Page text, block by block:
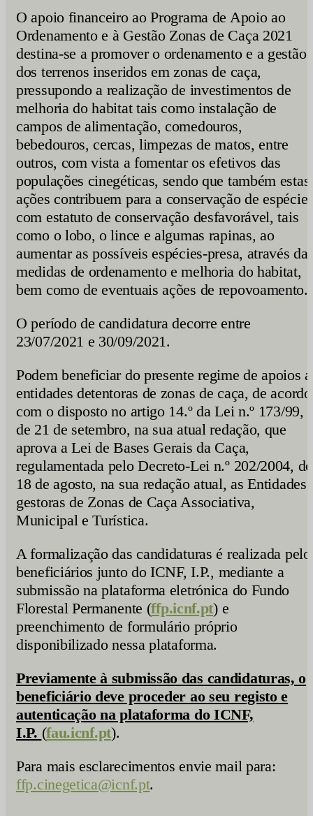
O apoio financeiro ao Programa de Apoio ao
Ordenamento e à Gestão Zonas de Caça 2021
destina-se a promover o ordenamento e a gestão
dos terrenos inseridos em zonas de caça,
pressupondo a realização de investimentos de
melhoria do habitat tais como instalação de
campos de alimentação, comedouros,
bebedouros, cercas, limpezas de matos, entre
outros, com vista a fomentar os efetivos das
populações cinegéticas, sendo que também estas
ações contribuem para a conservação de espécies
com estatuto de conservação desfavorável, tais
como o lobo, o lince e algumas rapinas, ao
aumentar as possíveis espécies-presa, através
medidas de ordenamento e melhoria do habitat,
bem como de eventuais ações de repovoamento.
O período de candidatura decorre entre
23/07/2021 e 30/09/2021.
Podem beneficiar do presente regime de apoios
entidades detentoras de zonas de caça, de acordo
com o disposto no artigo 14.º da Lei n.º 173/99,
de 21 de setembro, na sua atual redação, que
aprova a Lei de Bases Gerais da Caça,
regulamentada pelo Decreto-Lei n.º 202/2004, de
18 de agosto, na sua redação atual, as Entidades
gestoras de Zonas de Caça Associativa,
Municipal e Turística.
A formalização das candidaturas é realizada
beneficiários junto do ICNF, I.P., mediante a
submissão na plataforma eletrónica do Fundo
Florestal Permanente (ffp.icnf.pt) e
preenchimento de formulário próprio
disponibilizado nessa plataforma.
Previamente à submissão das candidaturas, o
beneficiário deve proceder ao seu registo e
autenticação na plataforma do ICNF,
I.P. (fau.icnf.pt).
Para mais esclarecimentos envie mail para:
ffp.cinegetica@icnf.pt.